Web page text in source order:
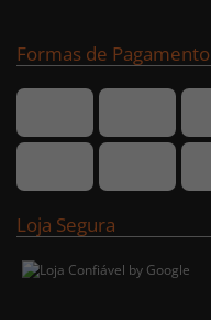
Formas de Pagamento
Loja Segura